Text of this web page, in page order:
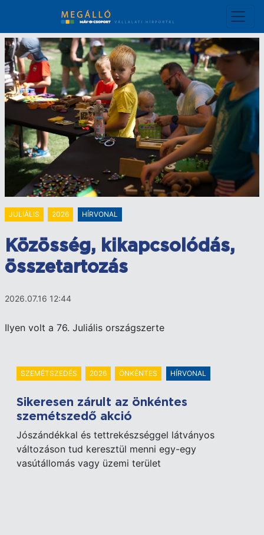
tartalomra
JULIÁLIS 2026 HÍRVONAL
Közösség, kikapcsolódás,
összetartozás
2026.07.16 12:44
Ilyen volt a 76. Juliális országszerte
SZEMÉTSZEDÉS 2026 ÖNKÉNTES HÍRVONAL
Sikeresen zárult az önkéntes
szemétszedő akció
Jószándékkal és tettrekészséggel látványos
változáson tud keresztül menni egy-egy
vasútállomás vagy üzemi terület